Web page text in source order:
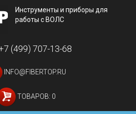
Инструменты и приборы для
работы с ВОЛС
(499) 707-13-68
INFO@FIBERTOP.RU
ТОВАРОВ: 0